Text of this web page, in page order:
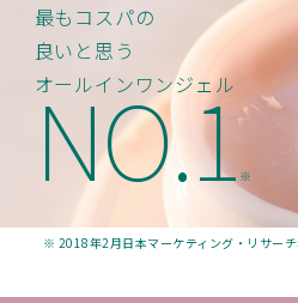
最もコスパの
良いと思う
オールインワンジェル
NO.1※
※ 2018年2月日本マーケティング・リサーチ